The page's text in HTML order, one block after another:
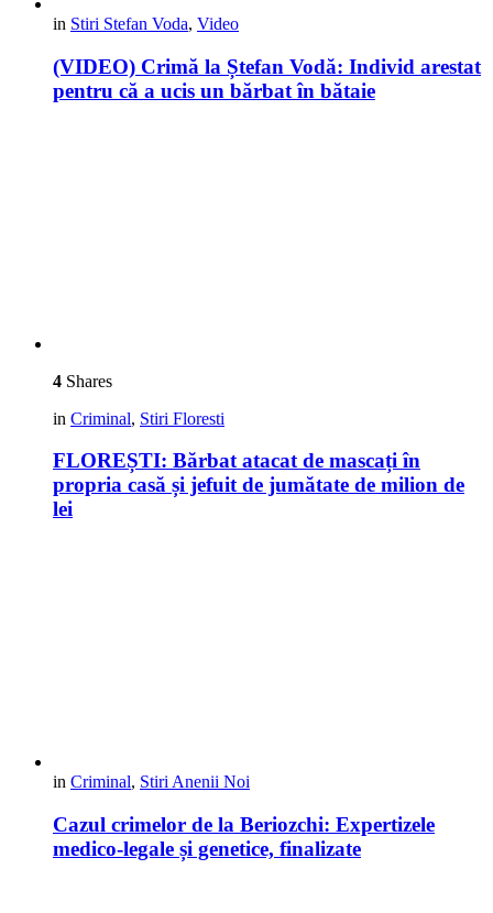
in Stiri Stefan Voda, Video
(VIDEO) Crimă la Ștefan Vodă: Individ arestat
pentru că a ucis un bărbat în bătaie
4 Shares
in Criminal, Stiri Floresti
FLOREȘTI: Bărbat atacat de mascați în
propria casă și jefuit de jumătate de milion de
lei
in Criminal, Stiri Anenii Noi
Cazul crimelor de la Beriozchi: Expertizele
medico-legale și genetice, finalizate